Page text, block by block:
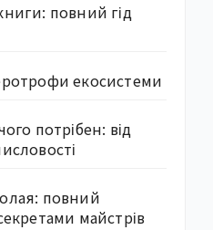
повний гід
екосистеми
потрібен: від
повний
майстрів